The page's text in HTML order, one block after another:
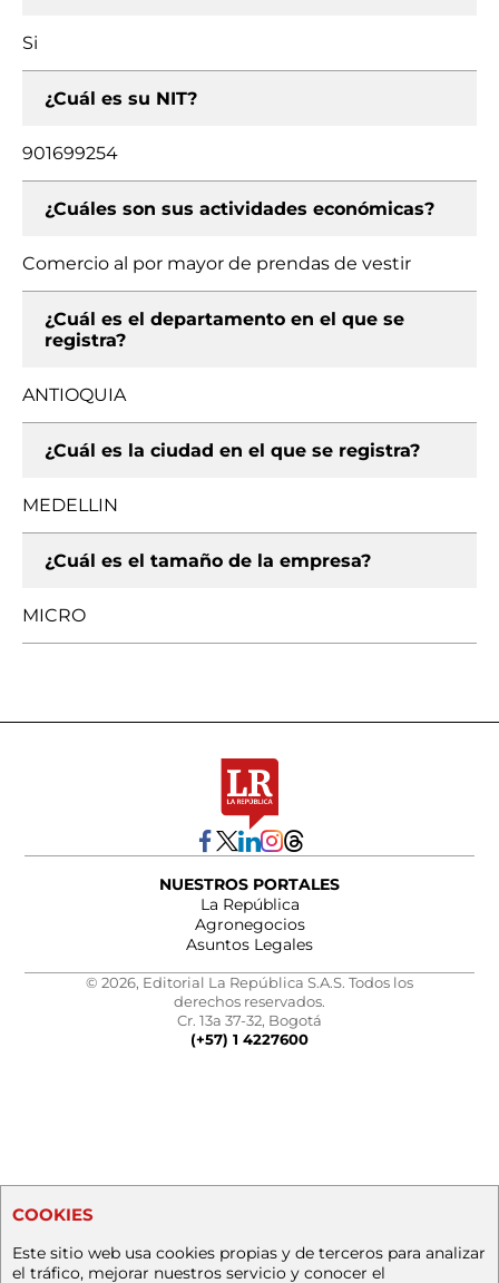
Si
¿Cuál es su NIT?
901699254
¿Cuáles son sus actividades económicas?
Comercio al por mayor de prendas de vestir
¿Cuál es el departamento en el que se
registra?
ANTIOQUIA
¿Cuál es la ciudad en el que se registra?
MEDELLIN
¿Cuál es el tamaño de la empresa?
MICRO
NUESTROS PORTALES
La República
Agronegocios
Asuntos Legales
© 2026, Editorial La República S.A.S. Todos los
derechos reservados.
Cr. 13a 37-32, Bogotá
(+57) 1 4227600
COOKIES
Este sitio web usa cookies propias y de terceros para analizar
el tráfico, mejorar nuestros servicio y conocer el